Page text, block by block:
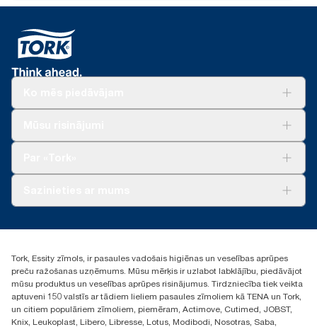
+371 29141799
Atrast izplatītāju
Ulbrokas street 19A
Riga, Latvija
LV-1028
Tork, Essity zīmols, ir pasaules vadošais higiēnas un veselības aprūpes
preču ražošanas uzņēmums. Mūsu mērķis ir uzlabot labklājību, piedāvājot
mūsu produktus un veselības aprūpes risinājumus. Tirdzniecība tiek veikta
aptuveni 150 valstīs ar tādiem lieliem pasaules zīmoliem kā TENA un Tork,
un citiem populāriem zīmoliem, piemēram, Actimove, Cutimed, JOBST,
Knix, Leukoplast, Libero, Libresse, Lotus, Modibodi, Nosotras, Saba,